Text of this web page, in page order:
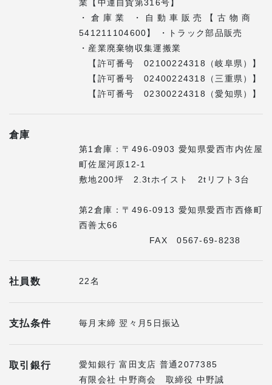
業【中運自貨第316号】
・倉庫業 ・自動車販売【古物商
541211104600】 ・トラック部品販売
・産業廃棄物収集運搬業
【許可番号 02100224318（岐阜県）】
【許可番号 02400224318（三重県）】
【許可番号 02300224318（愛知県）】
倉庫
第1倉庫：〒496-0903 愛知県愛西市内佐屋
町佐屋河原12-1
敷地200坪 2.3tホイスト 2tリフト3台
第2倉庫：〒496-0913 愛知県愛西市西條町
西善太66
FAX 0567-69-8238
社員数 22名
支払条件 毎月末締 翌々月5日振込
取引銀行
愛知銀行 富田支店 普通2077385
有限会社 中野商会 取締役 中野誠